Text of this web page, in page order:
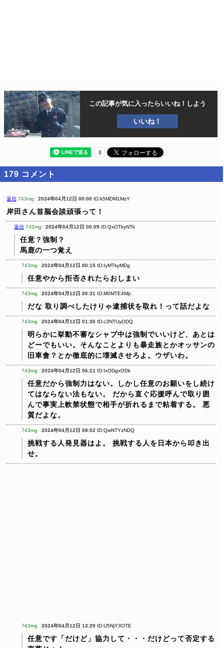
この記事が気に入ったらいいね！しよう
いいね！
179 コメント
返信 743mg 2024年04月12日 00:00 ID:k5MDM1MzY
岸田さん首脳会談頑張って！
返信 743mg 2024年04月12日 00:09 ID:QxOTkyNTk
任意？強制？
馬鹿の一つ覚え
743mg 2024年04月12日 00:15 ID:IyMTkyMDg
任意やから拒否されたらおしまい
743mg 2024年04月12日 00:31 ID:M0MTE4Mjc
だな 取り調べしたけりゃ逮捕状を取れ！って話だよな
743mg 2024年04月12日 01:30 ID:c3NTUyODQ
明らかに挙動不審なシャブ中は強制でいいけど、あとは
どーでもいい。そんなことよりも暴走族とかオッサンの
旧車會？とか徹底的に壊滅させろよ。ウザいわ。
743mg 2024年04月12日 06:21 ID:IxODgxODk
任意だから強制力はない。しかし任意のお願いをし続け
てはならない法もない。
だから直ぐ応援呼んで取り囲
んで事実上軟禁状態で相手が折れるまで粘着する。
悪
質だよな。
743mg 2024年04月12日 08:02 ID:QwNTYzNDQ
挑戦する人発見器はよ。
挑戦する人を日本から叩き出
せ。
743mg 2024年04月12日 13:29 ID:U5NjY3OTE
任意です「だけど」協力して・・・だけどって否定する